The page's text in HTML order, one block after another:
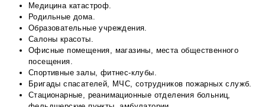
Медицина катастроф.
Родильные дома.
Образовательные учреждения.
Салоны красоты.
Офисные помещения, магазины, места общественного
посещения.
Спортивные залы, фитнес-клубы.
Бригады спасателей, МЧС, сотрудников пожарных служб.
Стационарные, реанимационные отделения больниц,